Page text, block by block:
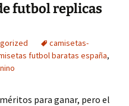
futbol replicas
camisetas-
futbol baratas españa,
para ganar, pero el